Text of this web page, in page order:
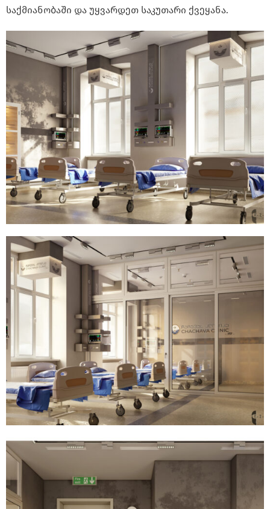
საქმიანობაში და უყვარდეთ საკუთარი ქვეყანა.